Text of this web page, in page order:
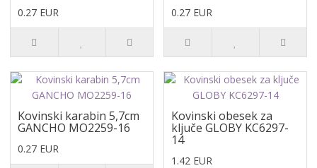
0.27 EUR 0.27 EUR
Kovinski karabin 5,7cm
GANCHO MO2259-16
0.27 EUR
Kovinski obesek za
ključe GLOBY KC6297-
14
1.42 EUR